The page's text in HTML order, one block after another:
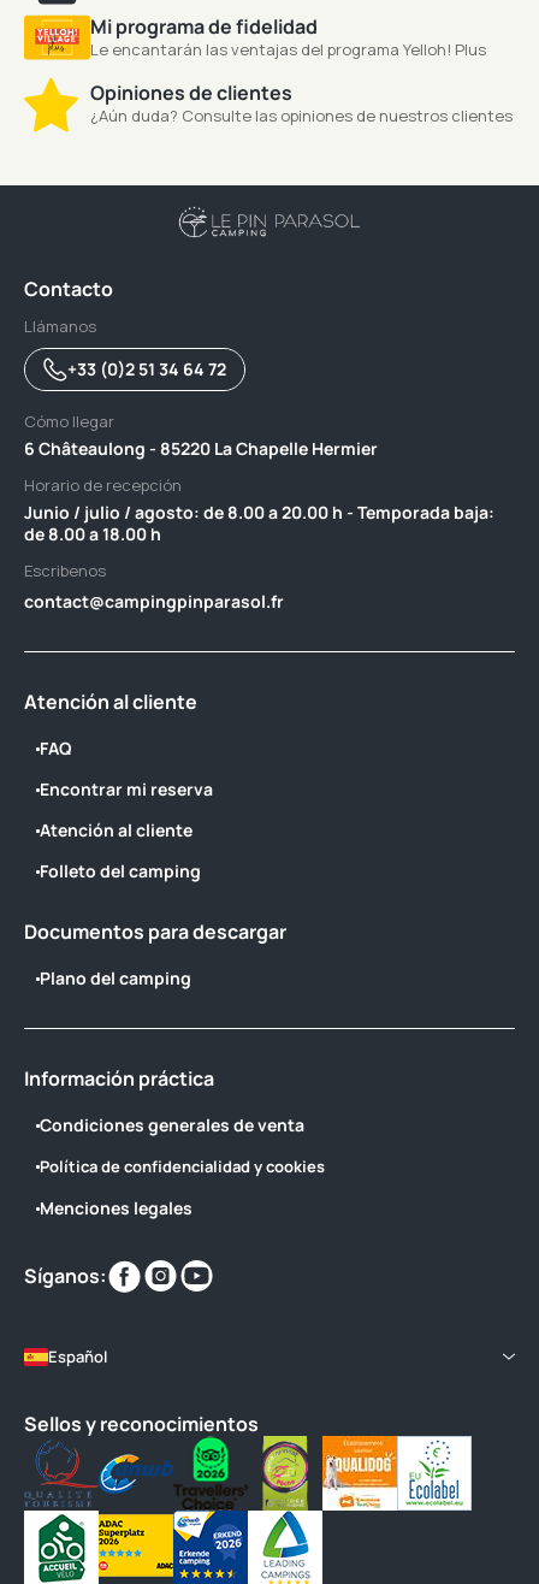
Mi programa de fidelidad
Le encantarán las ventajas del programa Yelloh! Plus
Opiniones de clientes
¿Aún duda? Consulte las opiniones de nuestros clientes
Contacto
Llámanos
+33 (0)2 51 34 64 72
Cómo llegar
6 Châteaulong - 85220 La Chapelle Hermier
Horario de recepción
Junio / julio / agosto: de 8.00 a 20.00 h - Temporada baja:
de 8.00 a 18.00 h
Escribenos
contact@campingpinparasol.fr
Atención al cliente
FAQ
Encontrar mi reserva
Atención al cliente
Folleto del camping
Documentos para descargar
Plano del camping
Información práctica
Condiciones generales de venta
Política de confidencialidad y cookies
Menciones legales
Síganos:
Encuéntranos
en
Encuéntranos
en
Español
Sellos y reconocimientos